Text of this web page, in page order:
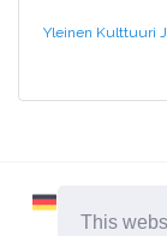
This
Yleinen Kulttuuri